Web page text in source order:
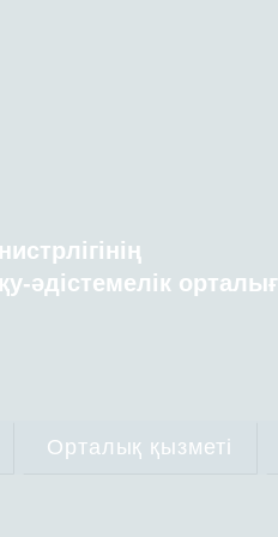
әдістемелік
Орталық қызметі